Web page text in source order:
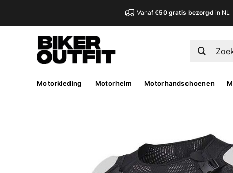
Vanaf €50 gratis bezorgd in NL
Motorkleding Motorhelm Motorhandschoenen